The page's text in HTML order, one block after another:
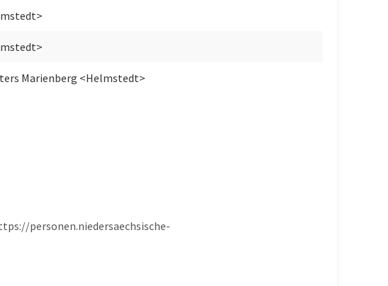
Marienberg <Helmstedt>
personen.niedersaechsische-